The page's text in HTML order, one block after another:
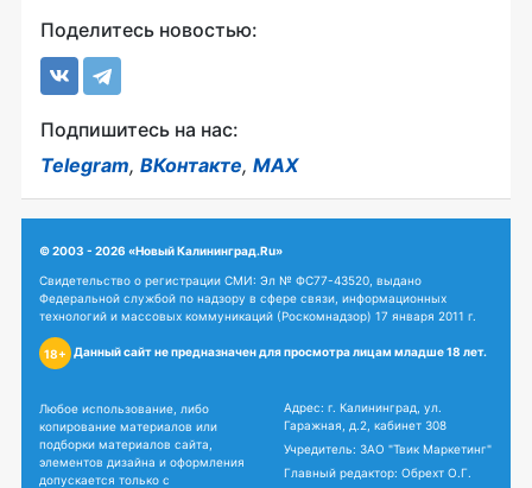
Поделитесь новостью:
Подпишитесь на нас:
Telegram, ВКонтакте, MAX
© 2003 - 2026 «Новый Калининград.Ru»
Свидетельство о регистрации СМИ: Эл № ФС77-43520, выдано
Федеральной службой по надзору в сфере связи, информационных
технологий и массовых коммуникаций (Роскомнадзор) 17 января 2011 г.
18+ Данный сайт не предназначен для просмотра лицам младше 18 лет.
Любое использование, либо
копирование материалов или
подборки материалов сайта,
элементов дизайна и оформления
допускается только с
Адрес: г. Калининград, ул.
Гаражная, д.2, кабинет 308
Учредитель: ЗАО "Твик Маркетинг"
Главный редактор: Обрехт О.Г.